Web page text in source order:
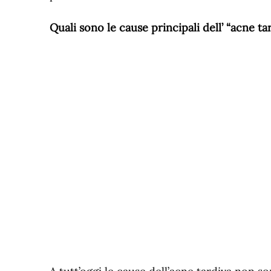
Quali sono le cause principali dell’ “acne